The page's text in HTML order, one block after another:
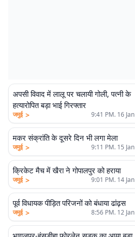
अपसी विवाद में लालू पर चलायी गोली, पत्नी के
हत्यारोपित बड़ा भाई गिरफ्तार
जमुई > 9:41 PM. 16 Jan
मकर संक्रांति के दूसरे दिन भी लगा मेला
जमुई > 9:11 PM. 15 Jan
क्रिकेट मैच में खैरा ने गोपालपुर को हराया
जमुई > 9:01 PM. 14 Jan
पूर्व विधायक पीड़ित परिजनों को बंधाया ढांढ़स
जमुई > 8:56 PM. 12 Jan